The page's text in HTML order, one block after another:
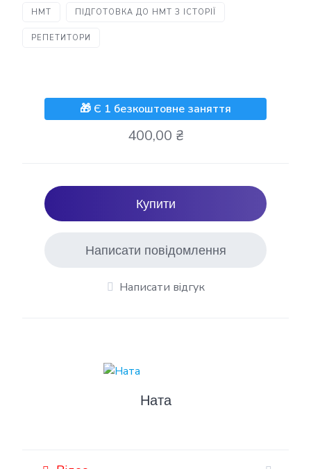
НМТ ПІДГОТОВКА ДО НМТ З ІСТОРІЇ
РЕПЕТИТОРИ
🎁 Є 1 безкоштовне заняття
400,00 ₴
Купити
Написати повідомлення
Написати відгук
Ната